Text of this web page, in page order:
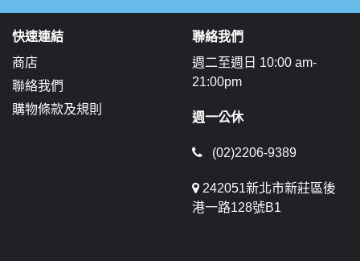
快速連結
商店
聯絡我們
購物條款及規則
聯絡我們
週二至週日 10:00 am-
21:00pm
週一公休
(02)2206-9389
242051新北市新莊區後
港一路128號B1